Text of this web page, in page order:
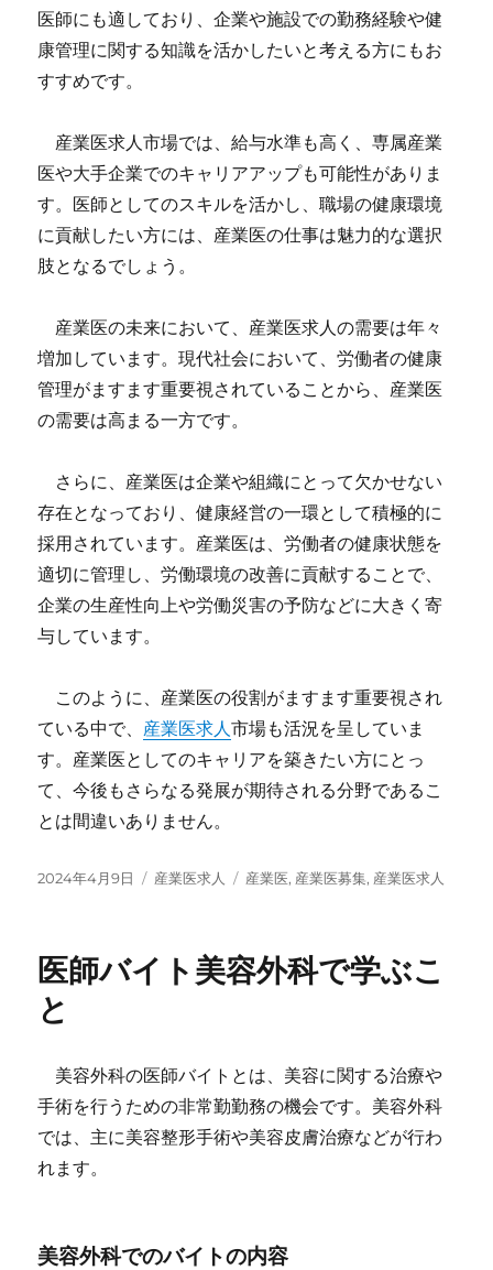
医師にも適しており、企業や施設での勤務経験や健
康管理に関する知識を活かしたいと考える方にもお
すすめです。
産業医求人市場では、給与水準も高く、専属産業
医や大手企業でのキャリアアップも可能性がありま
す。医師としてのスキルを活かし、職場の健康環境
に貢献したい方には、産業医の仕事は魅力的な選択
肢となるでしょう。
産業医の未来において、産業医求人の需要は年々
増加しています。現代社会において、労働者の健康
管理がますます重要視されていることから、産業医
の需要は高まる一方です。
さらに、産業医は企業や組織にとって欠かせない
存在となっており、健康経営の一環として積極的に
採用されています。産業医は、労働者の健康状態を
適切に管理し、労働環境の改善に貢献することで、
企業の生産性向上や労働災害の予防などに大きく寄
与しています。
このように、産業医の役割がますます重要視され
ている中で、 産業医求人市場も活況を呈していま
す。産業医としてのキャリアを築きたい方にとっ
て、今後もさらなる発展が期待される分野であるこ
とは間違いありません。
投
2024年4月9日
カ
ー
産業医求人
タ
産業医, 産業医募集, 産業医求人
医師バイト美容外科で学ぶこ
と
美容外科の医師バイトとは、美容に関する治療や
手術を行うための非常勤勤務の機会です。美容外科
では、主に美容整形手術や美容皮膚治療などが行わ
れます。
美容外科でのバイトの内容